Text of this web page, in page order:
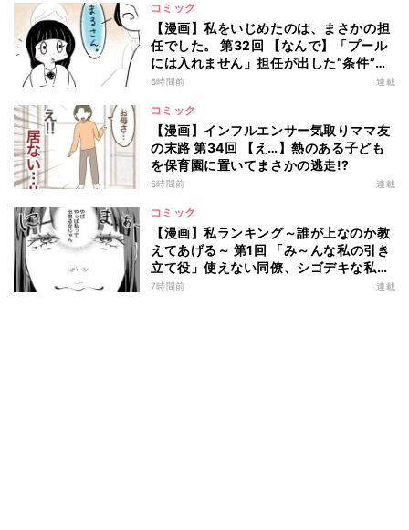
コミック
【漫画】私をいじめたのは、まさかの担
任でした。 第32回 【なんで】「プール
には入れません」担任が出した“条件”と
は?
6時間前 連載
コミック
【漫画】インフルエンサー気取りママ友
の末路 第34回 【え…】熱のある子ども
を保育園に置いてまさかの逃走!?
6時間前 連載
コミック
【漫画】私ランキング～誰が上なのか教
えてあげる～ 第1回 「み～んな私の引き
立て役」使えない同僚、シゴデキな私
は…
7時間前 連載